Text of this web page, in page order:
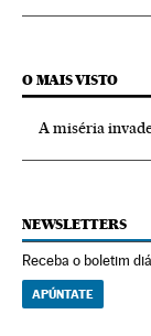
O MAIS VISTO
A miséria
NEWSLETTERS
Receba o boletim
APÚNTATE